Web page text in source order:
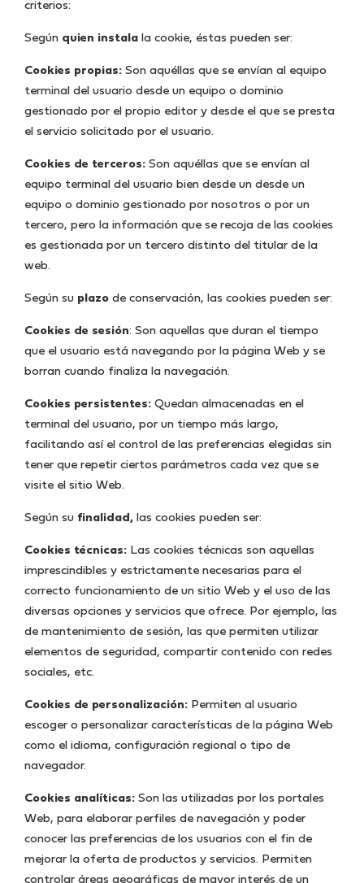
criterios:
Según quien instala la cookie, éstas pueden ser:
Cookies propias: Son aquéllas que se envían al equipo
terminal del usuario desde un equipo o dominio
gestionado por el propio editor y desde el que se presta
el servicio solicitado por el usuario.
Cookies de terceros: Son aquéllas que se envían al
equipo terminal del usuario bien desde un desde un
equipo o dominio gestionado por nosotros o por un
tercero, pero la información que se recoja de las cookies
es gestionada por un tercero distinto del titular de la
web.
Según su plazo de conservación, las cookies pueden ser:
Cookies de sesión: Son aquellas que duran el tiempo
que el usuario está navegando por la página Web y se
borran cuando finaliza la navegación.
Cookies persistentes: Quedan almacenadas en el
terminal del usuario, por un tiempo más largo,
facilitando así el control de las preferencias elegidas sin
tener que repetir ciertos parámetros cada vez que se
visite el sitio Web.
Según su finalidad, las cookies pueden ser:
Cookies técnicas: Las cookies técnicas son aquellas
imprescindibles y estrictamente necesarias para el
correcto funcionamiento de un sitio Web y el uso de las
diversas opciones y servicios que ofrece. Por ejemplo, las
de mantenimiento de sesión, las que permiten utilizar
elementos de seguridad, compartir contenido con redes
sociales, etc.
Cookies de personalización: Permiten al usuario
escoger o personalizar características de la página Web
como el idioma, configuración regional o tipo de
navegador.
Cookies analíticas: Son las utilizadas por los portales
Web, para elaborar perfiles de navegación y poder
conocer las preferencias de los usuarios con el fin de
mejorar la oferta de productos y servicios. Permiten
controlar áreas geográficas de mayor interés de un